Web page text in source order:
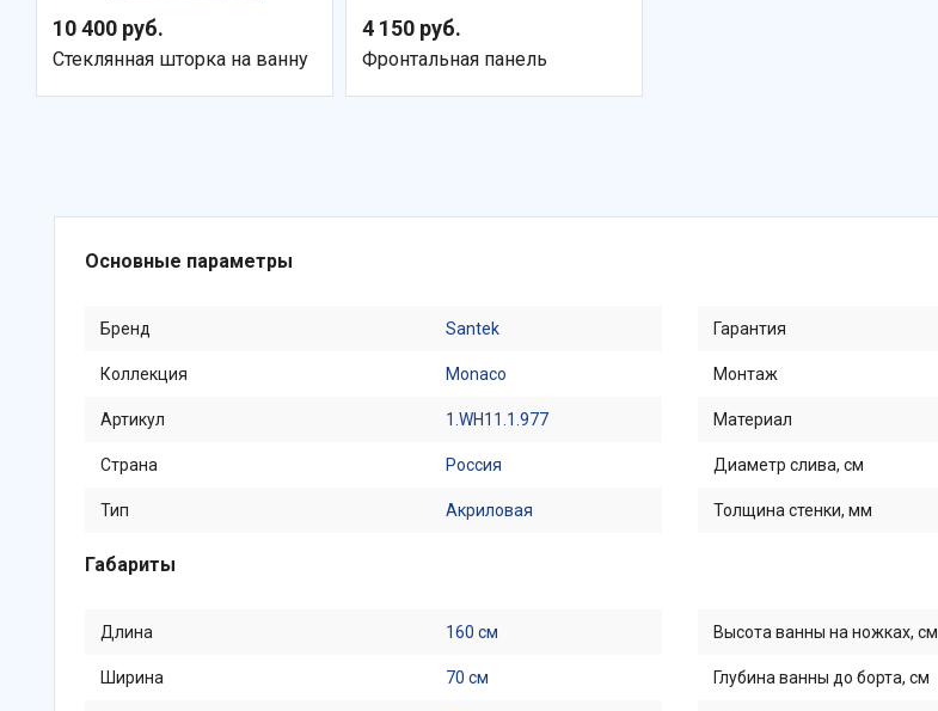
10 400 руб.
Стеклянная шторка на ванну
4 150 руб.
Фронтальная панель
Основные параметры
Бренд Santek
Коллекция Monaco
Артикул 1.WH11.1.977
Страна Россия
Тип Акриловая
Гарантия
Монтаж
Материал
Диаметр слива, см
Толщина стенки, мм
Габариты
Длина 160 см
Ширина 70 см
Высота ванны на ножках, см
Глубина ванны до борта, см